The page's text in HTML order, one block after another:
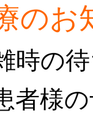
のお
時の
者様